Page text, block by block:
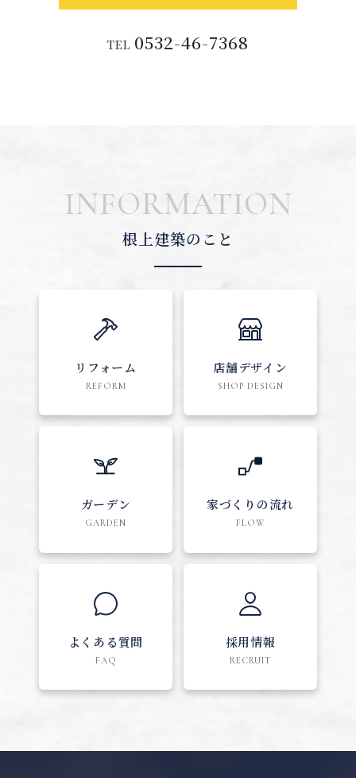
TEL 0532-46-7368
INFORMATION
根上建築のこと
リフォーム
REFORM
店舗デザイン
SHOP DESIGN
ガーデン
GARDEN
家づくりの流れ
FLOW
よくある質問
FAQ
採用情報
RECRUIT